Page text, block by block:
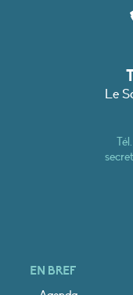
Le
EN BREF